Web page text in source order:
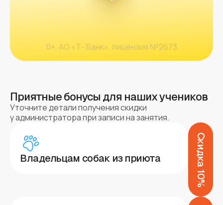
0+, АО «Т- Банк», лицензия №2673
Приятные бонусы для наших учеников
Уточните детали получения скидки
у администратора при записи на занятия.
Владельцам собак из приюта Скидка 10%